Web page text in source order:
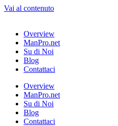
Vai al contenuto
Overview
ManPro.net
Su di Noi
Blog
Contattaci
Overview
ManPro.net
Su di Noi
Blog
Contattaci